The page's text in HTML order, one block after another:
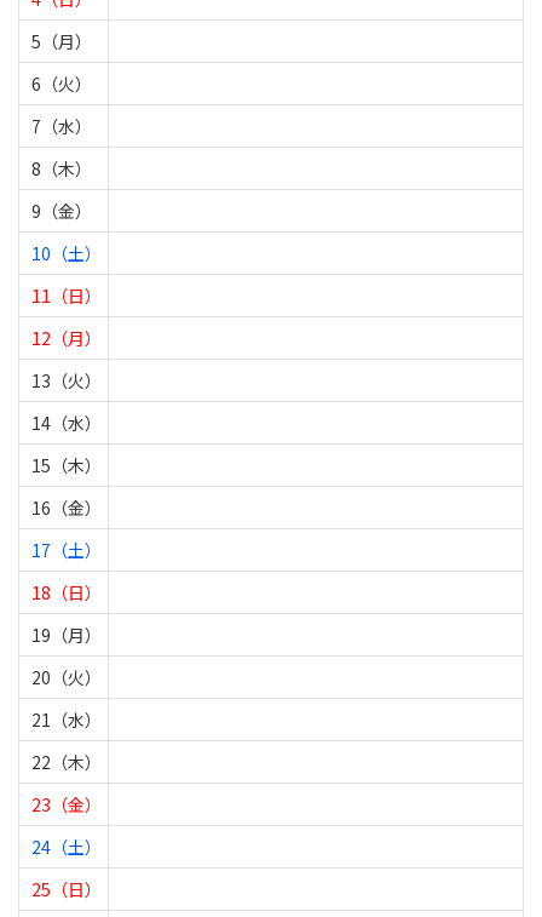
5（月）
6（火）
7（水）
8（木）
9（金）
10（土）
11（日）
12（月）
13（火）
14（水）
15（木）
16（金）
17（土）
18（日）
19（月）
20（火）
21（水）
22（木）
23（金）
24（土）
25（日）